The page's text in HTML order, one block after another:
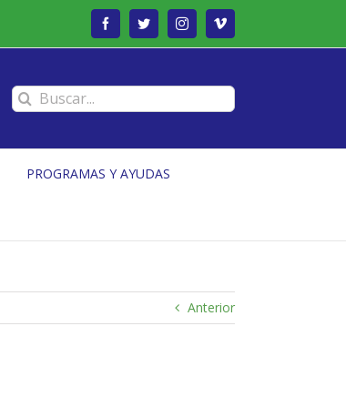
FacebookTwitterInstagramVimeo
Buscar:
PROGRAMAS Y AYUDAS
Anterior